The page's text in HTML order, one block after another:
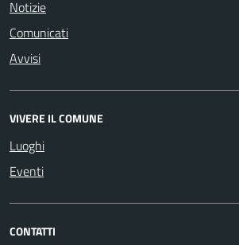
Notizie
Comunicati
Avvisi
VIVERE IL COMUNE
Luoghi
Eventi
CONTATTI